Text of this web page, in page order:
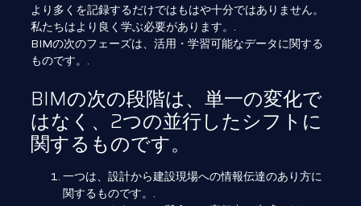
より多くを記録するだけではもはや十分ではありません。
私たちはより良く学ぶ必要があります。.
BIMの次のフェーズは、活用・学習可能なデータに関する
ものです。.
BIMの次の段階は、単一の変化で
はなく、2つの並行したシフトに
関するものです。
一つは、設計から建設現場への情報伝達のあり方に
関するものです。.